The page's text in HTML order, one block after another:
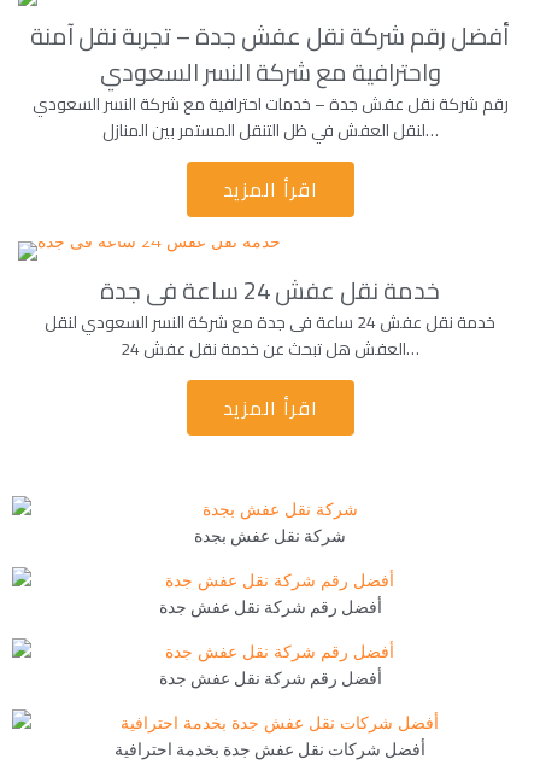
أفضل رقم شركة نقل عفش جدة – تجربة نقل آمنة
واحترافية مع شركة النسر السعودي
رقم شركة نقل عفش جدة – خدمات احترافية مع شركة النسر السعودي
لنقل العفش في ظل التنقل المستمر بين المنازل…
اقرأ المزيد
خدمة نقل عفش 24 ساعة فى جدة
خدمة نقل عفش 24 ساعة فى جدة مع شركة النسر السعودي لنقل
العفش هل تبحث عن خدمة نقل عفش 24…
اقرأ المزيد
شركة نقل عفش بجدة
أفضل رقم شركة نقل عفش جدة
أفضل رقم شركة نقل عفش جدة
أفضل شركات نقل عفش جدة بخدمة احترافية